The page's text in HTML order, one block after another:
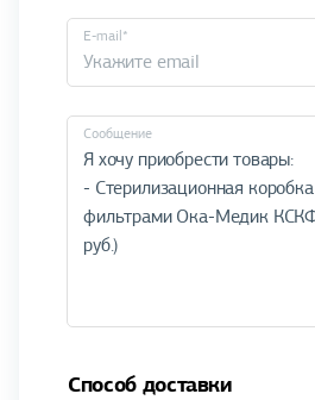
E-mail*
Cообщение
Способ доставки